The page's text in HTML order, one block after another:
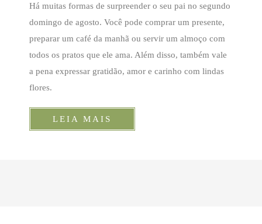
Há muitas formas de surpreender o seu pai no segundo
domingo de agosto. Você pode comprar um presente,
preparar um café da manhã ou servir um almoço com
todos os pratos que ele ama. Além disso, também vale
a pena expressar gratidão, amor e carinho com lindas
flores.
LEIA MAIS